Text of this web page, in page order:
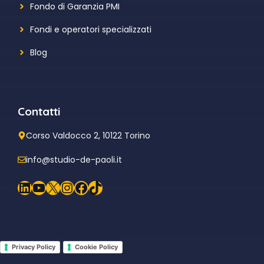
Fondo di Garanzia PMI
Fondi e operatori specializzati
Blog
Contatti
Corso Valdocco 2, 10122 Torino
info@studio-de-paoli.it
LinkedIn
YouTube
X Instagram
Facebook
TikTok
Privacy Policy Cookie Policy